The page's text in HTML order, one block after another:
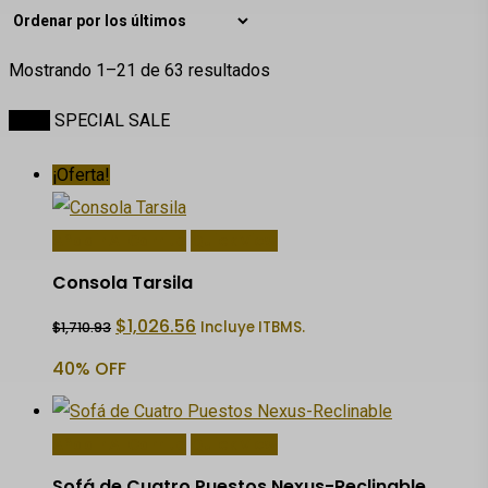
Mostrando 1–21 de 63 resultados
SPECIAL SALE
¡Oferta!
Consola Tarsila
$1,710.93 El
precio
era:
$1,026.56 El
precio
Incluye ITBMS.
40% OFF